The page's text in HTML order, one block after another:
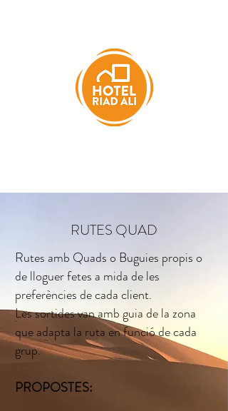
RUTES QUAD
Rutes amb Quads o Buguies propis o
de lloguer fetes a mida de les
preferències de cada client.
Les sortides van amb guia de la zona
que adapta la ruta en funció de cada
grup.
PROPOSTES: